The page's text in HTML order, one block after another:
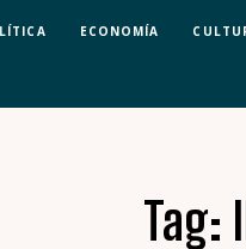
ECONOMÍA
Tag: